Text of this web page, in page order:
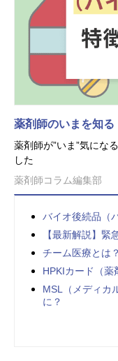
薬剤師のいまを知
薬剤師が”いま”気にな
した
薬剤師コラム編集部
バイオ後続品（
【最新解説】緊
チーム医療とは
HPKIカード（薬
MSL（メディカ
に？